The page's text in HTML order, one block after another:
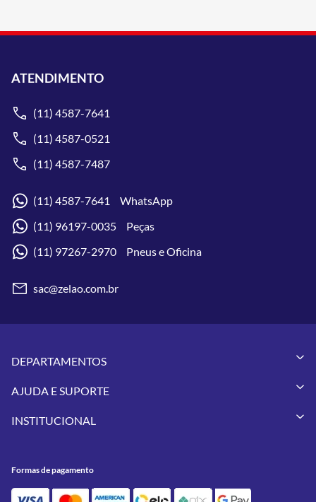
ATENDIMENTO
(11) 4587-7641
(11) 4587-0521
(11) 4587-7487
(11) 4587-7641 WhatsApp
(11) 96197-0035 Peças
(11) 97267-2970 Pneus e Oficina
sac@zelao.com.br
DEPARTAMENTOS
Vestuários
Pneus
Utilidades
AJUDA E SUPORTE
Meus Pedidos
Política de Privacidade
INSTITUCIONAL
Contato
Formas de pagamento